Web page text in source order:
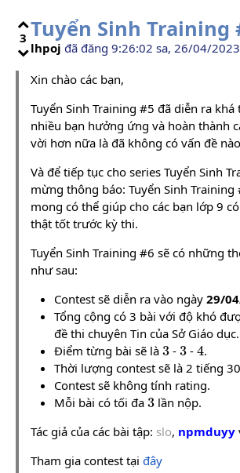
3 Tuyển Sinh Training
lhpoj đã đăng 9:26:02 sa, 26/04/2023
Xin chào các bạn,
Tuyển Sinh Training #5 đã diễn ra
nhiều bạn hưởng ứng và hoàn thành
vời hơn nữa là đã không có vấn đề
Và để tiếp tục cho series Tuyển Sinh
mừng thông báo: Tuyển Sinh
mong có thể giúp cho các bạn lớp 9
thật tốt trước kỳ thi.
Tuyển Sinh Training #6 sẽ có những
như sau:
Contest sẽ diễn ra vào ngày 29/
Tổng cộng có 3 bài với độ khó
đề thi chuyên Tin của Sở Giáo dục.
Điểm từng bài sẽ là
3
-
3
-
4
.
Thời lượng contest sẽ là 2 tiếng
Contest sẽ không tính rating.
Mỗi bài có tối đa
3
lần nộp.
Tác giả của các bài tập: slo, npmduyy
Tham gia contest tại đây